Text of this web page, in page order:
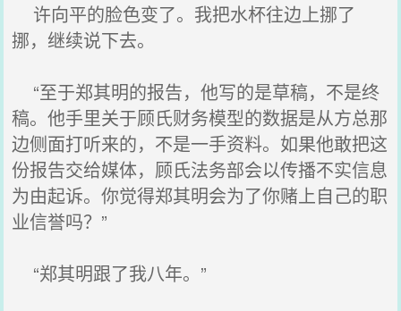
许向平的脸色变了。我把水杯往边上挪了
挪，继续说下去。
“至于郑其明的报告，他写的是草稿，不是终
稿。他手里关于顾氏财务模型的数据是从方总那
边侧面打听来的，不是一手资料。如果他敢把这
份报告交给媒体，顾氏法务部会以传播不实信息
为由起诉。你觉得郑其明会为了你赌上自己的职
业信誉吗？”
“郑其明跟了我八年。”